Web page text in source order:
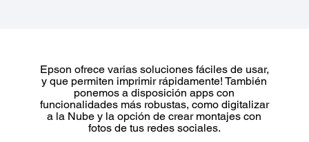
Epson ofrece varias soluciones fáciles de usar,
y que permiten imprimir rápidamente! También
ponemos a disposición apps con
funcionalidades más robustas, como digitalizar
a la Nube y la opción de crear montajes con
fotos de tus redes sociales.